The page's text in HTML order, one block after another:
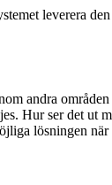
leverera
andra
Hur ser det ut
lösningen när